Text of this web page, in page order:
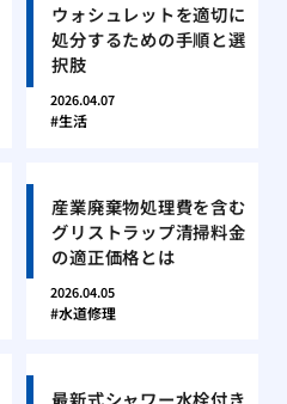
ウォシュレットを適切に
処分するための手順と選
択肢
2026.04.07
生活
産業廃棄物処理費を含む
グリストラップ清掃料金
の適正価格とは
2026.04.05
水道修理
最新式シャワー水栓付き